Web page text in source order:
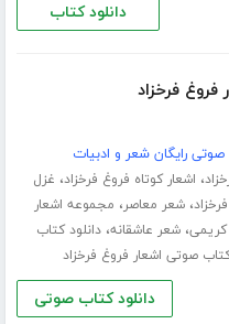
دانلود کتاب
فرخزاد
رایگان شعر و ادبیات
، اشعار کوتاه فروغ فرخزاد، غزل
،شعر معاصر، مجموعه اشعار
،شعر عاشقانه،دانلود کتاب
صوتی اشعار فروغ فرخزاد
دانلود کتاب صوتی